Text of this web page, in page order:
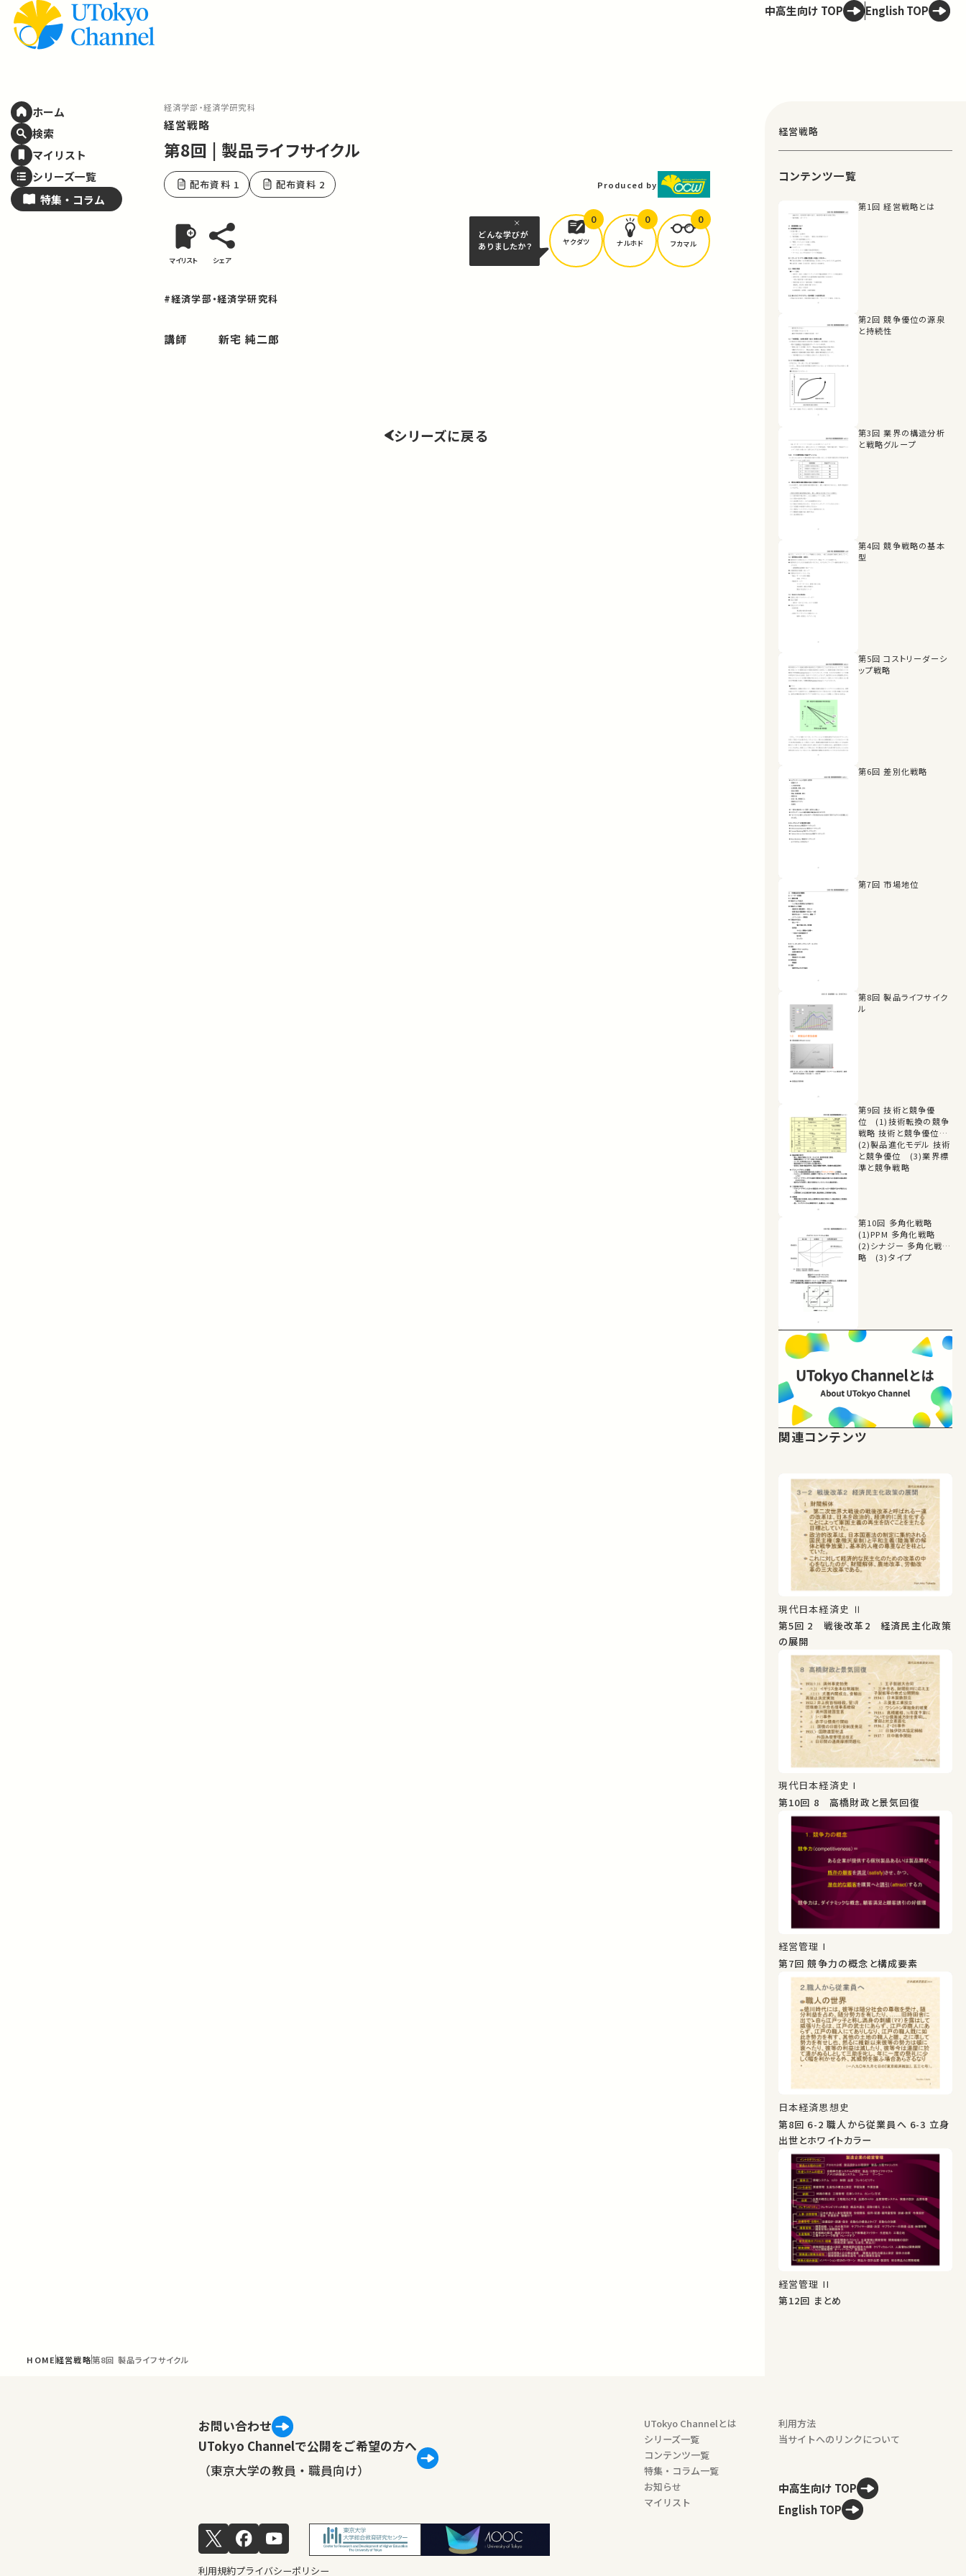
ホーム
検索
マイリスト
シリーズ一覧
特集・ コラム
中高生向け TOP English TOP
経済学部・経済学研究科
経営戦略
第8回 | 製品ライフサイクル
配布資料 1 配布資料 2 Produced by
マイリスト シェア
どんな学びが
ありましたか？
ヤクダツ
0
ナルホド
0
フカマル
0
#経済学部・経済学研究科
講師 新宅 純二郎
シリーズに戻る
HOME経営戦略第8回 製品ライフサイクル
経営戦略
コンテンツ一覧
第1回 経営戦略とは
第2回 競争優位の源泉
と持続性
第3回 業界の構造分析
と戦略グループ
第4回 競争戦略の基本
型
第5回 コストリーダーシ
ップ戦略
第6回 差別化戦略
第7回 市場地位
第8回 製品ライフサイク
ル
第9回 技術と競争優
位 (1)技術転換の競争
戦略 技術と競争優位
(2)製品進化モデル 技術
と競争優位 (3)業界標
準と競争戦略
第10回 多角化戦略
(1)PPM 多角化戦略
(2)シナジー 多角化戦
略 (3)タイプ
関連コンテンツ
現代日本経済史 Ⅱ
第5回 2 戦後改革2 経済民主化政策
の展開
現代日本経済史 I
第10回 8 高橋財政と景気回復
経営管理 I
第7回 競争力の概念と構成要素
日本経済思想史
第8回 6-2 職人から従業員へ 6-3 立身
出世とホワイトカラー
経営管理 II
第12回 まとめ
お問い合わせ
UTokyo Channelで公開をご希望の方へ
（東京大学の教員・職員向け）
UTokyo Channelとは
シリーズ一覧
コンテンツ一覧
特集・コラム一覧
お知らせ
マイリスト
利用方法
当サイトへのリンクについて
中高生向け TOP
English TOP
利用規約プライバシーポリシー